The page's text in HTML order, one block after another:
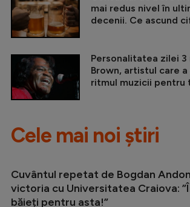
mai redus nivel în
decenii. Ce ascund
Personalitatea zilei 3
Brown, artistul care
ritmul muzicii pentru
Cele mai noi știri
Cuvântul repetat de Bogdan
victoria cu Universitatea Craiova:
băieți pentru asta!”